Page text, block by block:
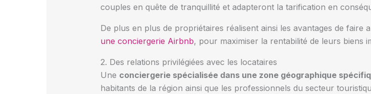
couples en quête de tranquillité et adapteront la tarification en
De plus en plus de propriétaires réalisent ainsi les avantages de faire
une conciergerie Airbnb, pour maximiser la rentabilité de leurs biens
2. Des relations privilégiées avec les locataires
Une conciergerie spécialisée dans une zone géographique
habitants de la région ainsi que les professionnels du secteur